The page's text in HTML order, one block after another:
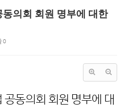
의회 회원 명부에 대한
0
공동의회 회원 명부에 대